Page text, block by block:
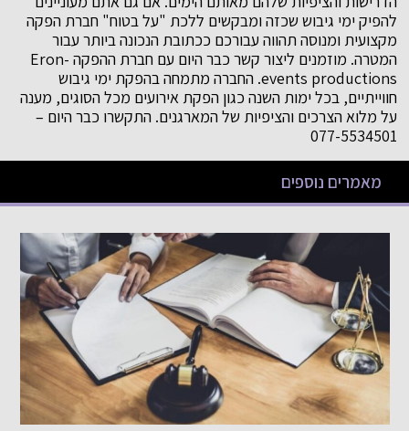
להפיק ימי גיבוש שכזה ומבקשים ללכת "על בטוח" חברת הפקה
מקצועית ומנוסה תהווה עבורכם ככתובת הנכונה ביותר עבור
המטרה. מוזמנים ליצור קשר כבר היום עם חברת ההפקה Eron-
events productions. החברה מתמחה בהפקת ימי גיבוש
חווייתיים, בכל ימות השנה כגון הפקת אירועים מכל הסוגים, מענה
על מלוא הצרכים והציפיות של המארגנים. התקשרו כבר היום –
077-5534501
מאמרים נוספים